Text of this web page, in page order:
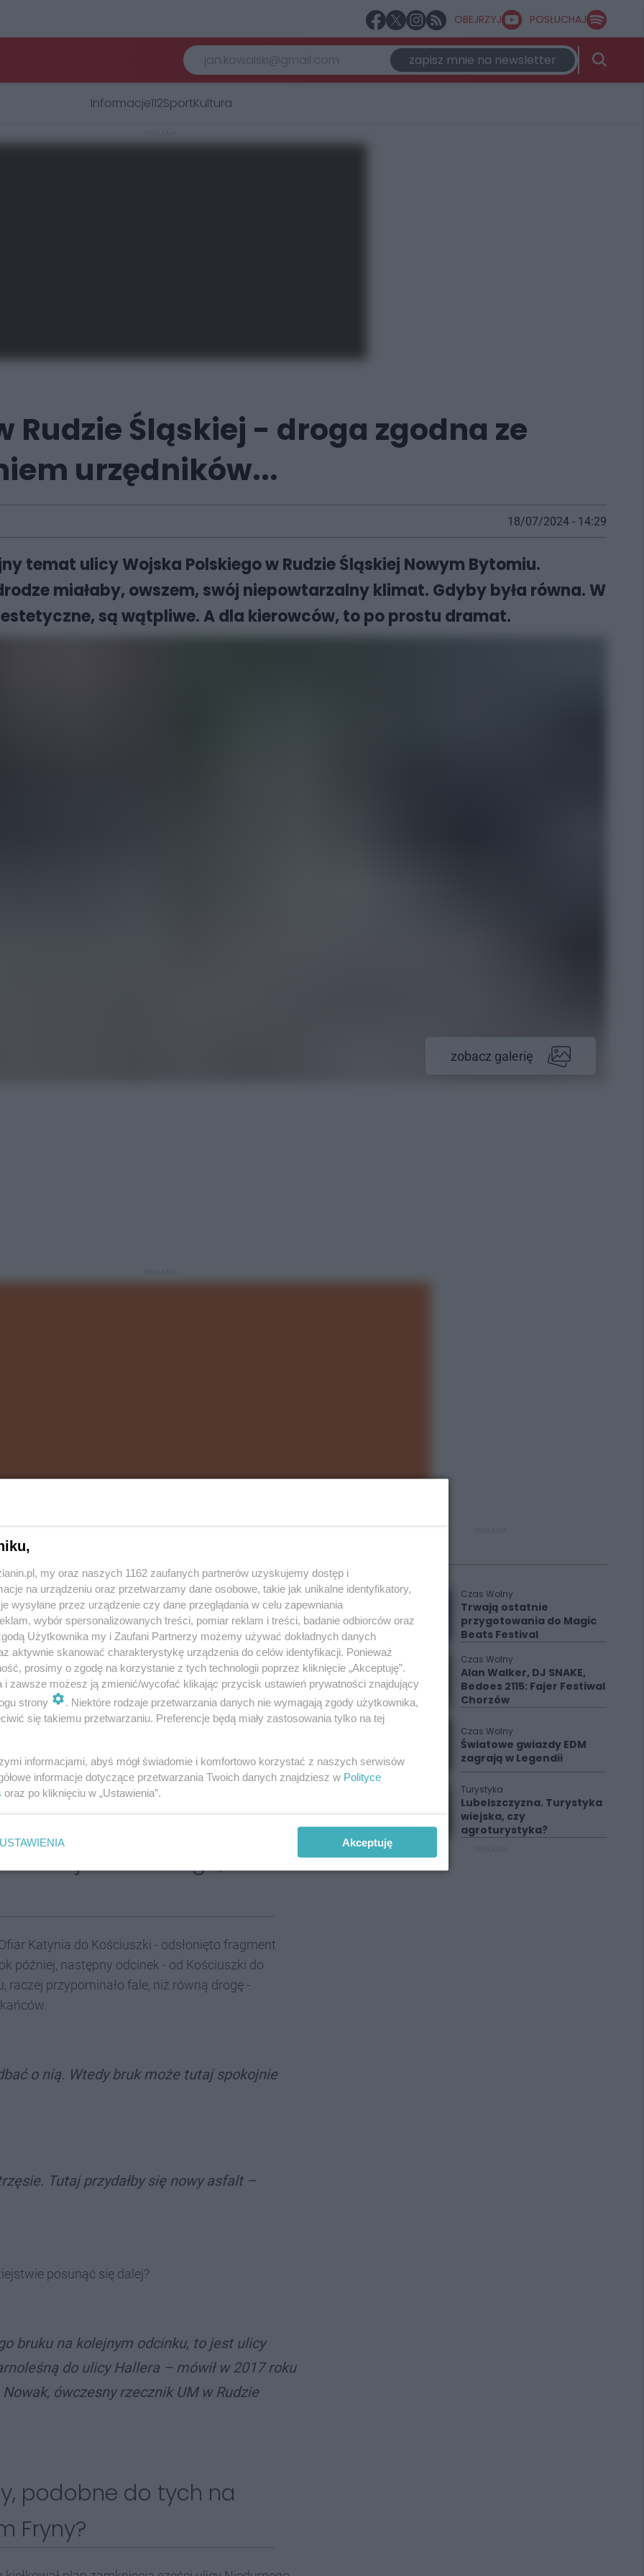
OBEJRZYJ POSŁUCHAJ
zapisz mnie na newsletter
Informacje112SportKultura
Rudzie Śląskiej - droga zgodna ze
urzędników...
18/07/2024 - 14:29
temat ulicy Wojska Polskiego w Rudzie Śląskiej Nowym Bytomiu.
miałaby, owszem, swój niepowtarzalny klimat. Gdyby była równa. W
są wątpliwe. A dla kierowców, to po prostu dramat.
zobacz galerię
nie oddają faktycznego stanu ulicy Wojska
tamtędy jechać - wiedzą w czym problem.
zawieszenia naszych aut, mocno popsutą
Idiotyczny pomysł polegał na odkryciu
bruku i pozostawieniu go w
aut! Ktoś, jakiś mało rozgarnięty
nie bacząc na smutek i straty mieszkańców -
się wreszcie odważni we władzach miasta,
nie wspomnę?
Wojska Polskiego, to
Katynia do Kościuszki - odsłonięto fragment
później, następny odcinek - od Kościuszki do
raczej przypominało fale, niż równą drogę -
o nią. Wtedy bruk może tutaj spokojnie
Tutaj przydałby się nowy asfalt –
posunąć się dalej?
bruku na kolejnym odcinku, to jest ulicy
do ulicy Hallera – mówił w 2017 roku
ówczesny rzecznik UM w Rudzie
podobne do tych na
Fryny?
Czas Wolny
Trwają ostatnie
przygotowania do Magic
Beats Festival
Czas Wolny
Alan Walker, DJ SNAKE,
Bedoes 2115: Fajer Festiwal
Chorzów
Czas Wolny
Światowe gwiazdy EDM
zagrają w Legendii
Turystyka
Lubelszczyzna. Turystyka
wiejska, czy
agroturystyka?
my oraz naszych 1162 zaufanych partnerów uzyskujemy dostęp i
na urządzeniu oraz przetwarzamy dane osobowe, takie jak unikalne identyfikatory,
wysyłane przez urządzenie czy dane przeglądania w celu zapewniania
wybór spersonalizowanych treści, pomiar reklam i treści, badanie odbiorców oraz
Użytkownika my i Zaufani Partnerzy możemy używać dokładnych danych
aktywnie skanować charakterystykę urządzenia do celów identyfikacji. Ponieważ
prosimy o zgodę na korzystanie z tych technologii poprzez kliknięcie „Akceptuję”.
i zawsze możesz ją zmienić/wycofać klikając przycisk ustawień prywatności znajdujący
strony
. Niektóre rodzaje przetwarzania danych nie wymagają zgody użytkownika,
się takiemu przetwarzaniu. Preferencje będą miały zastosowania tylko na tej
informacjami, abyś mógł świadomie i komfortowo korzystać z naszych serwisów
informacje dotyczące przetwarzania Twoich danych znajdziesz w Polityce
oraz po kliknięciu w „Ustawienia”.
USTAWIENIA Akceptuję